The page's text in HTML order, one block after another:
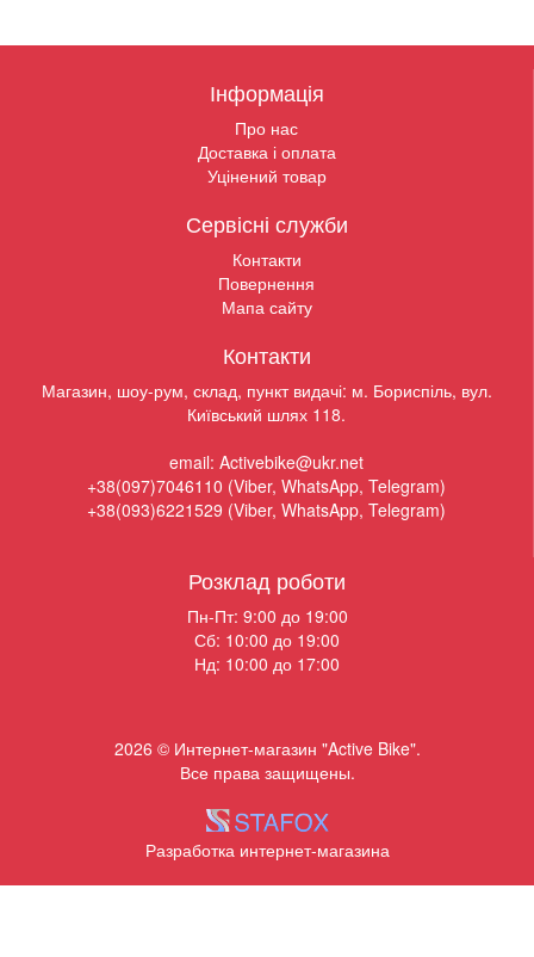
Інформація
Про нас
Доставка і оплата
Уцінений товар
Сервісні служби
Контакти
Повернення
Мапа сайту
Контакти
Магазин, шоу-рум, склад, пункт видачі: м. Бориспіль, вул.
Київський шлях 118.
email: Activebike@ukr.net
+38(097)7046110 (Viber, WhatsApp, Telegram)
+38(093)6221529 (Viber, WhatsApp, Telegram)
Розклад роботи
Пн-Пт: 9:00 до 19:00
Сб: 10:00 до 19:00
Нд: 10:00 до 17:00
2026 © Интернет-магазин "Active Bike".
Все права защищены.
Разработка интернет-магазина